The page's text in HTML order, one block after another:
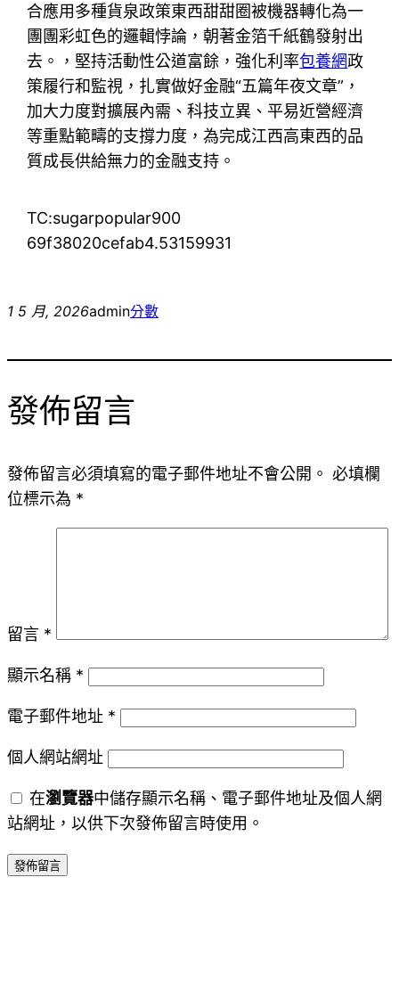
合應用多種貨泉政策東西甜甜圈被機器轉化為一
團團彩虹色的邏輯悖論，朝著金箔千紙鶴發射出
去。，堅持活動性公道富餘，強化利率包養網政
策履行和監視，扎實做好金融“五篇年夜文章”，
加大力度對擴展內需、科技立異、平易近營經濟
等重點範疇的支撐力度，為完成江西高東西的品
質成長供給無力的金融支持。
TC:sugarpopular900
69f38020cefab4.53159931
1 5 月, 2026admin分數
發佈留言
發佈留言必須填寫的電子郵件地址不會公開。 必填欄
位標示為 *
留言 *
顯示名稱 *
電子郵件地址 *
個人網站網址
在瀏覽器中儲存顯示名稱、電子郵件地址及個人網
站網址，以供下次發佈留言時使用。